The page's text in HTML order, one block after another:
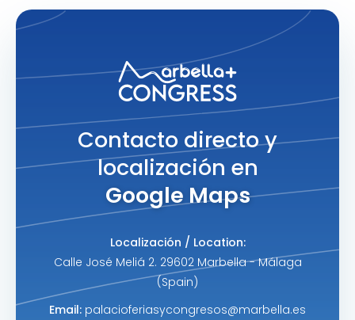
Contacto directo y
localización en
Google Maps
Localización / Location:
Calle José Meliá 2. 29602 Marbella - Málaga
(Spain)
Email: palacioferiasycongresos@marbella.es